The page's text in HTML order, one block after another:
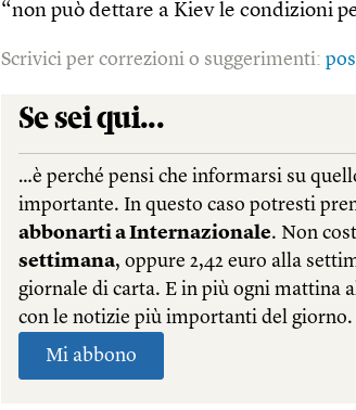
“non può dettare a Kiev le condizioni
Scrivici per correzioni o suggerimenti: